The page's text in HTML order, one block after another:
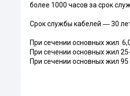
более 1000 часов за срок
Срок службы кабелей ― 30
При сечении основных жил
При сечении основных жил
При сечении основных жил